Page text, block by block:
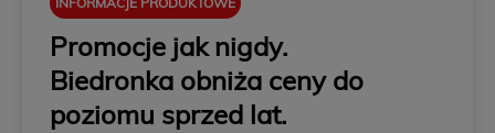
Promocje jak nigdy.
Biedronka obniża ceny do
poziomu sprzed lat.